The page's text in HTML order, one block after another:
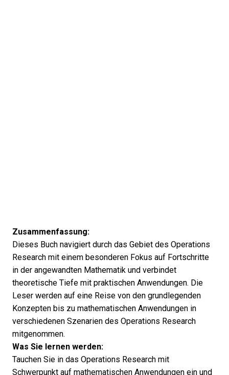
Zusammenfassung:
Dieses Buch navigiert durch das Gebiet des Operations
Research mit einem besonderen Fokus auf Fortschritte
in der angewandten Mathematik und verbindet
theoretische Tiefe mit praktischen Anwendungen. Die
Leser werden auf eine Reise von den grundlegenden
Konzepten bis zu mathematischen Anwendungen in
verschiedenen Szenarien des Operations Research
mitgenommen.
Was Sie lernen werden:
Tauchen Sie in das Operations Research mit
Schwerpunkt auf mathematischen Anwendungen ein und